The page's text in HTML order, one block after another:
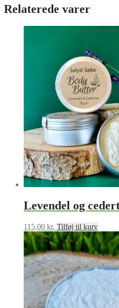
Relaterede varer
Levendel og
115,00 kr. Tilføj til kurv